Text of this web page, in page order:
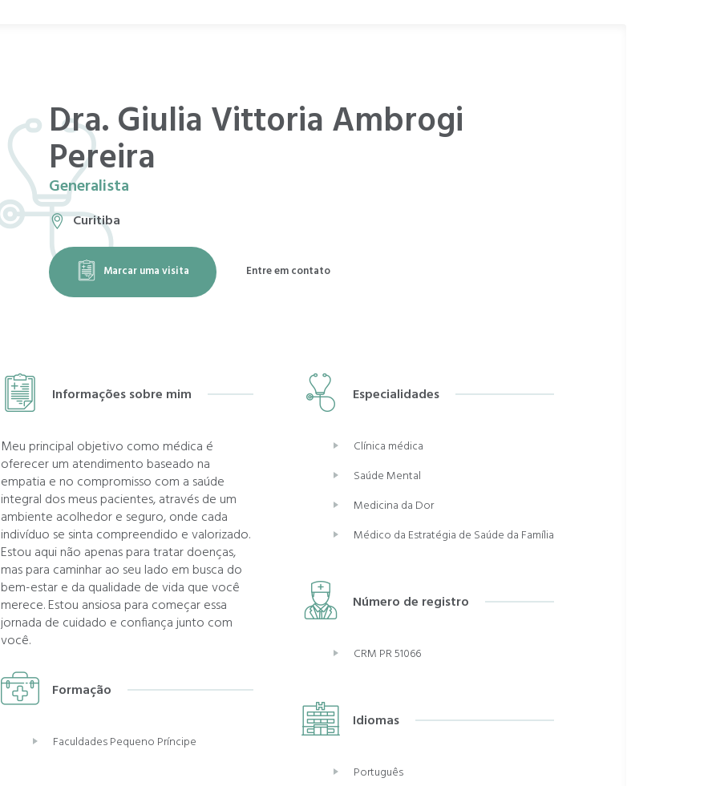
Dra. Giulia Vittoria Ambrogi
Pereira
Generalista
Curitiba
Marcar uma visita Entre em contato
Informações sobre mim
Meu principal objetivo como médica é
oferecer um atendimento baseado na
empatia e no compromisso com a saúde
integral dos meus pacientes, através de um
ambiente acolhedor e seguro, onde cada
indivíduo se sinta compreendido e valorizado.
Estou aqui não apenas para tratar doenças,
mas para caminhar ao seu lado em busca do
bem-estar e da qualidade de vida que você
merece. Estou ansiosa para começar essa
jornada de cuidado e confiança junto com
você.
Especialidades
Clínica médica
Saúde Mental
Medicina da Dor
Médico da Estratégia de Saúde da Família
Número de registro
CRM PR 51066
Formação
Faculdades Pequeno Príncipe
Idiomas
Português